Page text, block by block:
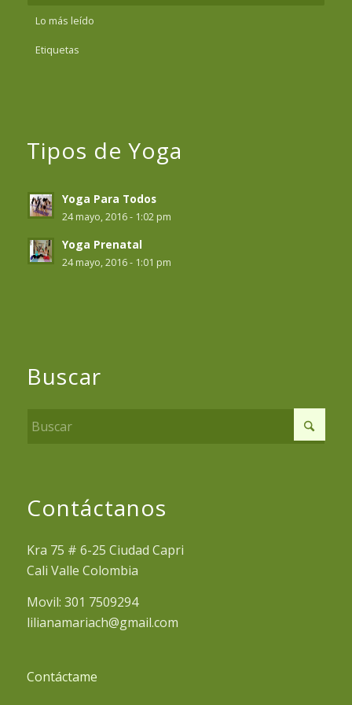
Lo más leído
Etiquetas
Tipos de Yoga
Yoga Para Todos
24 mayo, 2016 - 1:02 pm
Yoga Prenatal
24 mayo, 2016 - 1:01 pm
Buscar
Contáctanos
Kra 75 # 6-25 Ciudad Capri
Cali Valle Colombia
Movil: 301 7509294
lilianamariach@gmail.com
Contáctame